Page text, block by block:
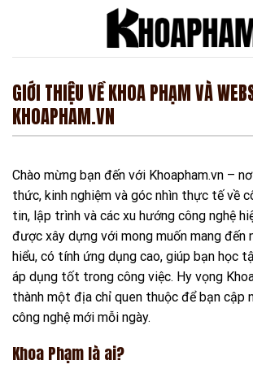
GIỚI THIỆU VỀ KHOA PHẠM VÀ
KHOAPHAM.VN
Chào mừng bạn đến với Khoapham.vn –
thức, kinh nghiệm và góc nhìn thực tế về
tin, lập trình và các xu hướng công nghệ
được xây dựng với mong muốn mang đến
hiểu, có tính ứng dụng cao, giúp bạn học
áp dụng tốt trong công việc. Hy vọng
thành một địa chỉ quen thuộc để bạn cập
công nghệ mới mỗi ngày.
Khoa Phạm là ai?